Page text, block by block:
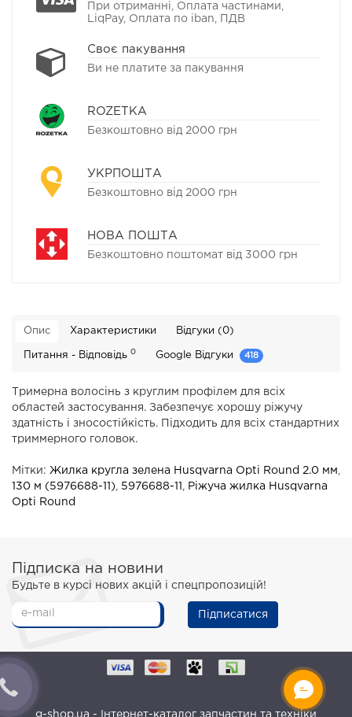
При отриманні, Оплата частинами,
LiqPay, Оплата по iban, ПДВ
Своє пакування
Ви не платите за пакування
ROZETKA
Безкоштовно від 2000 грн
УКРПОШТА
Безкоштовно від 2000 грн
НОВА ПОШТА
Безкоштовно поштомат від 3000 грн
Опис Характеристики Відгуки (0)
Питання - Відповідь 0 Google Відгуки 418
Тримерна волосінь з круглим профілем для всіх
областей застосування. Забезпечує хорошу ріжучу
здатність і зносостійкість. Підходить для всіх стандартних
триммерного головок.
Мітки: Жилка кругла зелена Husqvarna Opti Round 2.0 мм
130 м (5976688-11)
5976688-11
Ріжуча жилка Husqvarna
Opti Round
Підписка на новини
Будьте в курсі нових акцій і спецпропозицій!
Підписатися
g-shop.ua - Інтернет-каталог запчастин та техніки